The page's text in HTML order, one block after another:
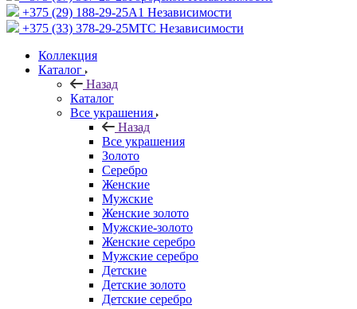
+375 (29) 188-29-25A1 Независимости
+375 (33) 378-29-25МТС Независимости
Коллекция
Каталог
Назад
Каталог
Все украшения
Назад
Все украшения
Золото
Серебро
Женские
Мужские
Женские золото
Мужские-золото
Женские серебро
Мужские серебро
Детские
Детские золото
Детские серебро